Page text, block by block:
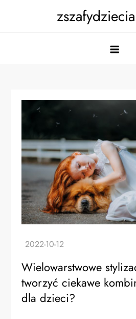
Wielowarstwowe
tworzyć ciekawe
dla dzieci?